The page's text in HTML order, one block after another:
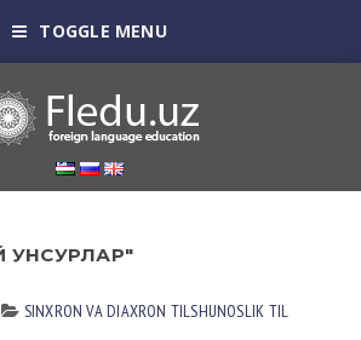
TOGGLE MENU
УНСУРЛАР"
SINXRON VА DIАXRON TILSHUNOSLIK TIL